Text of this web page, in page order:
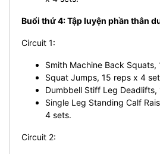
Buổi thứ 4: Tập luyện phần thân
Circuit 1:
Smith Machine Back Squats,
Squat Jumps, 15 reps x 4
Dumbbell Stiff Leg Deadlifts,
Single Leg Standing Calf
4 sets.
Circuit 2: